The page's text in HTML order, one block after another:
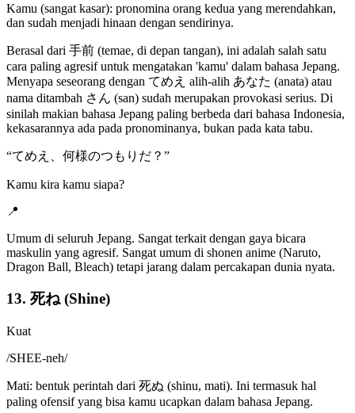
Kamu (sangat kasar): pronomina orang kedua yang merendahkan,
dan sudah menjadi hinaan dengan sendirinya.
Berasal dari 手前 (temae, di depan tangan), ini adalah salah satu
cara paling agresif untuk mengatakan 'kamu' dalam bahasa Jepang.
Menyapa seseorang dengan てめえ alih-alih あなた (anata) atau
nama ditambah さん (san) sudah merupakan provokasi serius. Di
sinilah makian bahasa Jepang paling berbeda dari bahasa Indonesia,
kekasarannya ada pada pronominanya, bukan pada kata tabu.
“てめえ、何様のつもりだ？ ”
Kamu kira kamu siapa?
📍
Umum di seluruh Jepang. Sangat terkait dengan gaya bicara
maskulin yang agresif. Sangat umum di shonen anime (Naruto,
Dragon Ball, Bleach) tetapi jarang dalam percakapan dunia nyata.
13. 死ね (Shine)
Kuat
/SHEE-neh/
Mati: bentuk perintah dari 死ぬ (shinu, mati). Ini termasuk hal
paling ofensif yang bisa kamu ucapkan dalam bahasa Jepang.